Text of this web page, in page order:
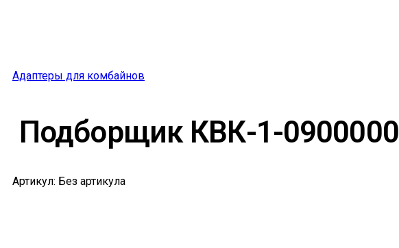
Адаптеры для комбайнов
Подборщик КВК-1-0900000
Артикул: Без артикула